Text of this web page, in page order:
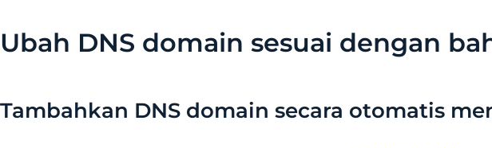
Ubah DNS domain sesuai dengan
Tambahkan DNS domain secara otomatis